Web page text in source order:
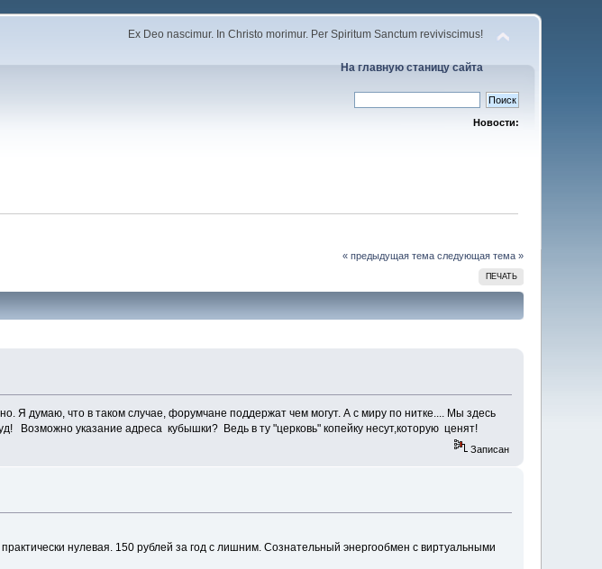
Ex Deo nascimur. In Christo morimur. Per Spiritum Sanctum reviviscimus!
На главную станицу сайта
Новости:
« предыдущая тема следующая тема »
ПЕЧАТЬ
Я думаю, что в таком случае, форумчане поддержат чем могут. А с миру по нитке.... Мы здесь
Возможно указание адреса кубышки? Ведь в ту "церковь" копейку несут,которую ценят!
Записан
нулевая. 150 рублей за год с лишним. Сознательный энергообмен с виртуальными